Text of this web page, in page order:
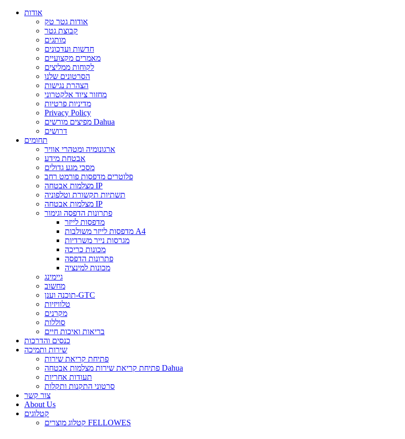
אודות
אודות גטר טק
קבוצת גטר
מותגים
חדשות ועדכונים
מאמרים מקצועיים
לקוחות ממליצים
הסרטונים שלנו
הצהרת נגישות
מחזור ציוד אלקטרוני
מדיניות פרטיות
Privacy Policy
מפיצים מורשים Dahua
דרושים
תחומים
ארגונומיה ומטהרי אוויר
אבטחת מידע
מסכי מגע גדולים
פלוטרים מדפסות פורמט רחב
מצלמות אבטחה IP
תשתיות תקשורת וטלפוניה
מצלמות אבטחה IP
פתרונות הדפסה וגימור
מדפסות לייזר
מדפסות לייזר משולבות A4
מגרסות נייר משרדיות
מכונות כריכה
פתרונות הדפסה
מכונות למינציה
גיימינג
מחשוב
תוכנה וענן-GTC
טלוויזיות
מקרנים
סוללות
בריאות ואיכות חיים
כנסים והדרכות
שירות ותמיכה
פתיחת קריאת שירות
פתיחת קריאת שירות מצלמות אבטחה Dahua
תעודות אחריות
סרטוני התקנות ותקלות
צור קשר
About Us
קטלוגים
קטלוג מוצרים FELLOWES